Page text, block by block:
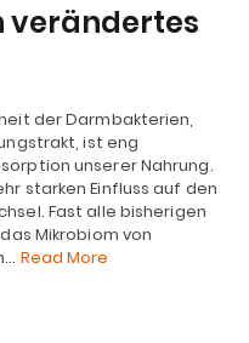
verändertes
der Darmbakterien,
ist eng
unserer Nahrung.
starken Einfluss auf den
Fast alle bisherigen
Mikrobiom von
Read More